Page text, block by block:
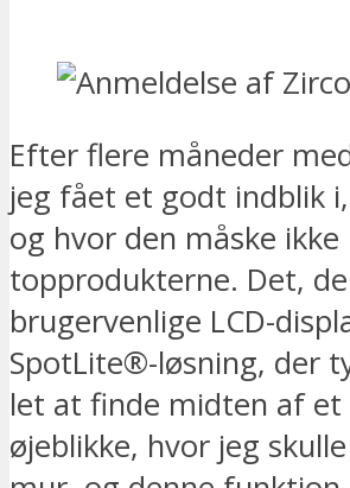
Efter flere måneder
jeg fået et godt indblik
og hvor den måske
topprodukterne. Det,
brugervenlige LCD-
SpotLite®-løsning, der
let at finde midten af
øjeblikke, hvor jeg